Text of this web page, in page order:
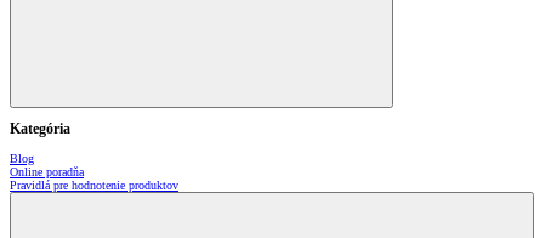
Kategória
Blog
Online poradňa
Pravidlá pre hodnotenie produktov